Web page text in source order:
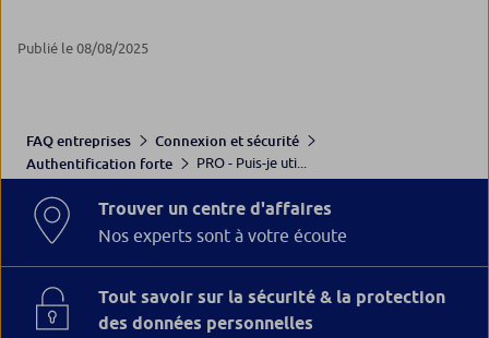
Publié le 08/08/2025
FAQ entreprises
Connexion et sécurité
Authentification forte
PRO - Puis-je uti...
Trouver un centre d'affaires
Nos experts sont à votre écoute
Tout savoir sur la sécurité & la protection
des données personnelles